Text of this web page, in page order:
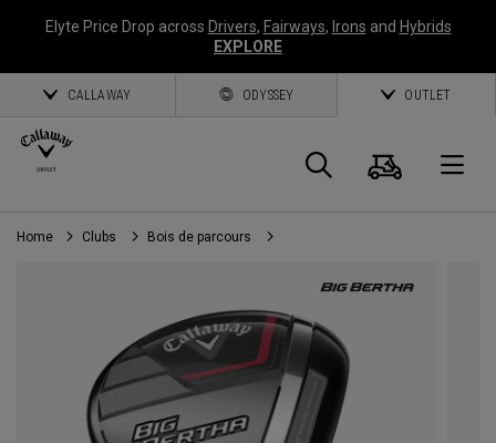
Elyte Price Drop across Drivers, Fairways, Irons and Hybrids
EXPLORE
CALLAWAY ODYSSEY OUTLET
Panier
Home Clubs Bois de parcours